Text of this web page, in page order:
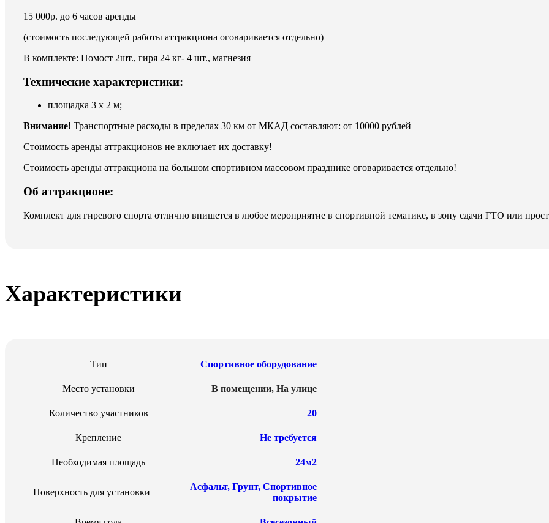
9 Мая
15 000р. до 6 часов аренды
(стоимость последующей работы аттракциона оговаривается отдельно)
В комплекте: Помост 2шт., гиря 24 кг- 4 шт., магнезия
Технические характеристики:
площадка 3 х 2 м;
Внимание! Транспортные расходы в пределах 30 км от МКАД составляют: от 10000 рублей
Стоимость аренды аттракционов не включает их доставку!
Стоимость аренды аттракциона на большом спортивном массовом празднике оговаривается отдельно!
Об аттракционе:
Комплект для гиревого спорта отлично впишется в любое мероприятие в спортивной тематике, в зону сдачи ГТО или
Характеристики
Тип Спортивное оборудование
Место установки В помещении, На улице
Количество участников 20
Крепление Не требуется
Необходимая площадь 24м2
Поверхность для установки
Асфальт, Грунт, Спортивное
покрытие